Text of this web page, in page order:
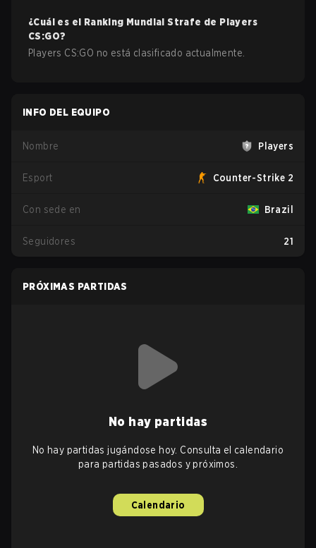
¿Cuál es el Ranking Mundial Strafe de Players
CS:GO?
Players CS:GO no está clasificado actualmente.
INFO DEL EQUIPO
Nombre Players
Esport Counter-Strike 2
Con sede en Brazil
Seguidores 21
PRÓXIMAS PARTIDAS
No hay partidas
No hay partidas jugándose hoy. Consulta el calendario
para partidas pasados y próximos.
Calendario